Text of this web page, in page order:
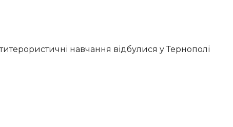
навчання відбулися у Тернополі